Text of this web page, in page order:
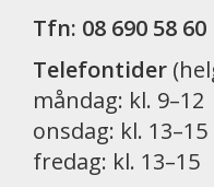
Tfn: 08 690 58 60
Telefontider
måndag: kl. 9–12
onsdag: kl. 13–15
fredag: kl. 13–15